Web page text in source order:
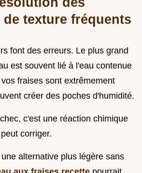
texture fréquents
font des erreurs. Le plus grand
est souvent lié à l'eau contenue
fraises sont extrêmement
créer des poches d'humidité.
c'est une réaction chimique
corriger.
alternative plus légère sans